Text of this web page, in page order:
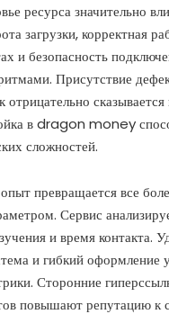
ресурса значительно
загрузки, корректная
и безопасность
Присутствие
сказывается
в dragon money
сложностей.
превращается все
Сервис
и время контакта.
и гибкий оформление
Сторонние
повышают репутацию к